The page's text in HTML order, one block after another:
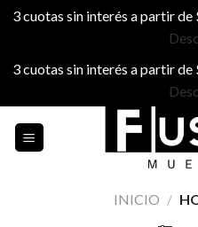
3 cuotas sin interés a partir
3 cuotas sin interés a partir
INICIO /